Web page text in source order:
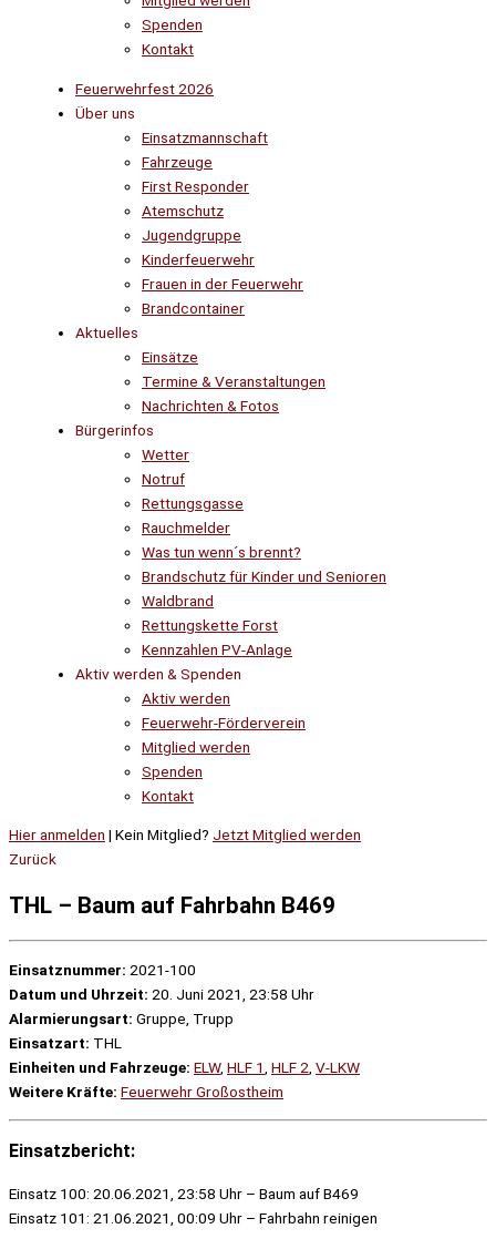
Spenden
Kontakt
Feuerwehrfest 2026
Über uns
Einsatzmannschaft
Fahrzeuge
First Responder
Atemschutz
Jugendgruppe
Kinderfeuerwehr
Frauen in der Feuerwehr
Brandcontainer
Aktuelles
Einsätze
Termine & Veranstaltungen
Nachrichten & Fotos
Bürgerinfos
Wetter
Notruf
Rettungsgasse
Rauchmelder
Was tun wenn´s brennt?
Brandschutz für Kinder und Senioren
Waldbrand
Rettungskette Forst
Kennzahlen PV-Anlage
Aktiv werden & Spenden
Aktiv werden
Feuerwehr-Förderverein
Mitglied werden
Spenden
Kontakt
Hier anmelden | Kein Mitglied? Jetzt Mitglied werden
Zurück
THL – Baum auf Fahrbahn B469
Einsatznummer: 2021-100
Datum und Uhrzeit: 20. Juni 2021, 23:58 Uhr
Alarmierungsart: Gruppe, Trupp
Einsatzart: THL
Einheiten und Fahrzeuge: ELW, HLF 1 HLF 2 V-LKW
Weitere Kräfte: Feuerwehr Großostheim
Einsatzbericht:
Einsatz 100: 20.06.2021, 23:58 Uhr – Baum auf B469
Einsatz 101: 21.06.2021, 00:09 Uhr – Fahrbahn reinigen